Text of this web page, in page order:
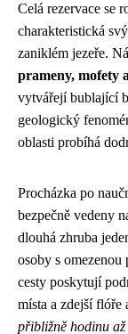
Celá rezervace se
charakteristická
zaniklém jezeře.
prameny, mofety
vytvářejí bublající
geologický
oblasti probíhá
Procházka po
bezpečně vedeny
dlouhá zhruba
osoby s
cesty poskytují
místa a zdejší flóře
přibližně hodinu